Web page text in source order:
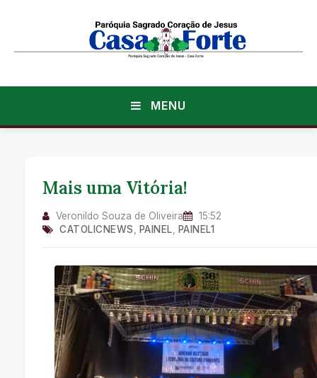
MENU
Mais uma Vitória!
Veronildo Souza de Oliveira
15:52
CATOLICNEWS
PAINEL PAINEL1